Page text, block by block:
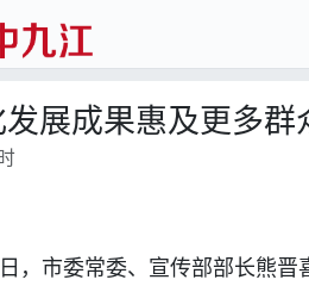
展成果惠及更多
，市委常委、宣传部部长熊